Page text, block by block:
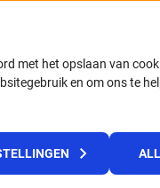
met het opslaan van
en om ons te
Go Strong